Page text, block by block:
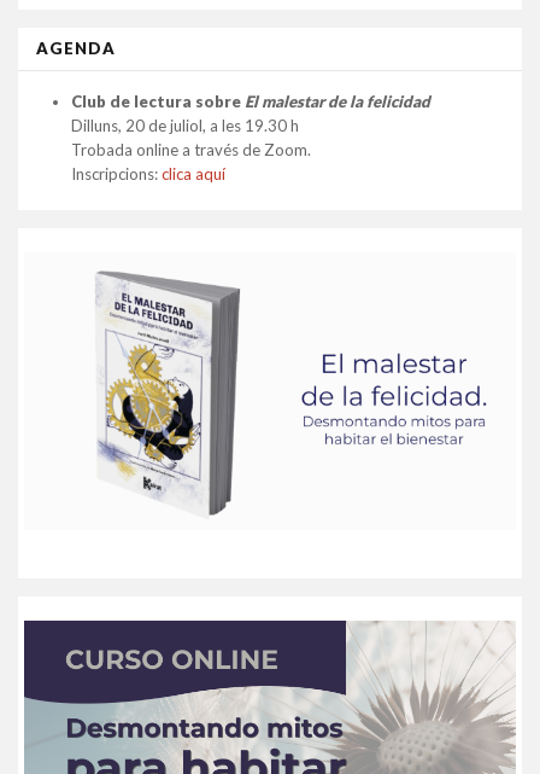
AGENDA
Club de lectura sobre El malestar de la felicidad
Dilluns, 20 de juliol, a les 19.30 h
Trobada online a través de Zoom.
Inscripcions:clica aquí